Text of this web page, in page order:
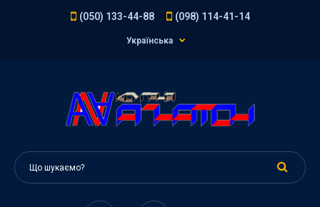
(050) 133-44-88 (098) 114-41-14
Українська